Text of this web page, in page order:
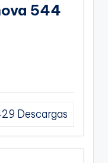
544
Descargas